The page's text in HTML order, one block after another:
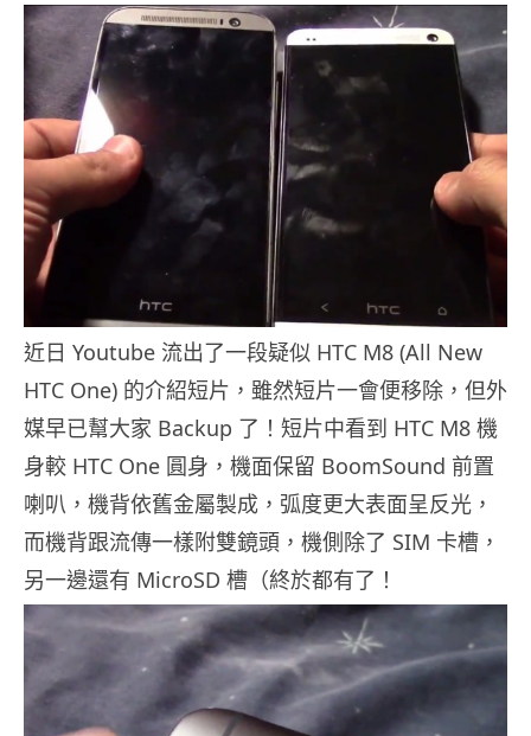
近日 Youtube 流出了一段疑似 HTC M8 (All New
HTC One) 的介紹短片，雖然短片一會便移除，但外
媒早已幫大家 Backup 了！短片中看到 HTC M8 機
身較 HTC One 圓身，機面保留 BoomSound 前置
喇叭，機背依舊金屬製成，弧度更大表面呈反光，
而機背跟流傳一樣附雙鏡頭，機側除了 SIM 卡槽，
另一邊還有 MicroSD 槽（終於都有了！